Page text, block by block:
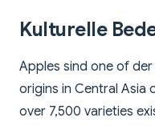
Kulturelle
Apples sind one of
origins in Central Asia
over 7,500 varieties